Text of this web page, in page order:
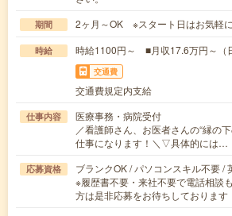
期間 2ヶ月～OK ※スタート日はお気軽
時給 時給1100円～ ■月収17.6万円～（
交通費
交通費規定内支給
仕事内容
医療事務・病院受付
／看護師さん、お医者さんの“縁の
仕事になります！＼▽具体的には…
応募資格
ブランクOK / パソコンスキル不要 /
※履歴書不要・来社不要で電話相談
方は是非応募をお待ちしておりま